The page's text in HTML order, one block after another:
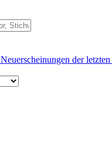
Neuerscheinungen der